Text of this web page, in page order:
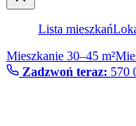
Lista mieszkań
Mieszkanie 30–45 m²
Zadzwoń teraz: 570